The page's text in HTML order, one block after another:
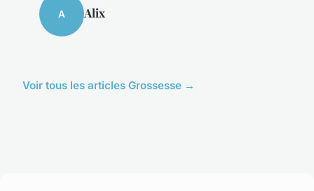
A Alix
Voir tous les articles Grossesse →